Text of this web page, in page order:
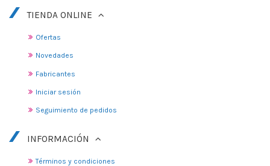
TIENDA ONLINE
Ofertas
Novedades
Fabricantes
Iniciar sesión
Seguimiento de pedidos
INFORMACIÓN
Términos y condiciones